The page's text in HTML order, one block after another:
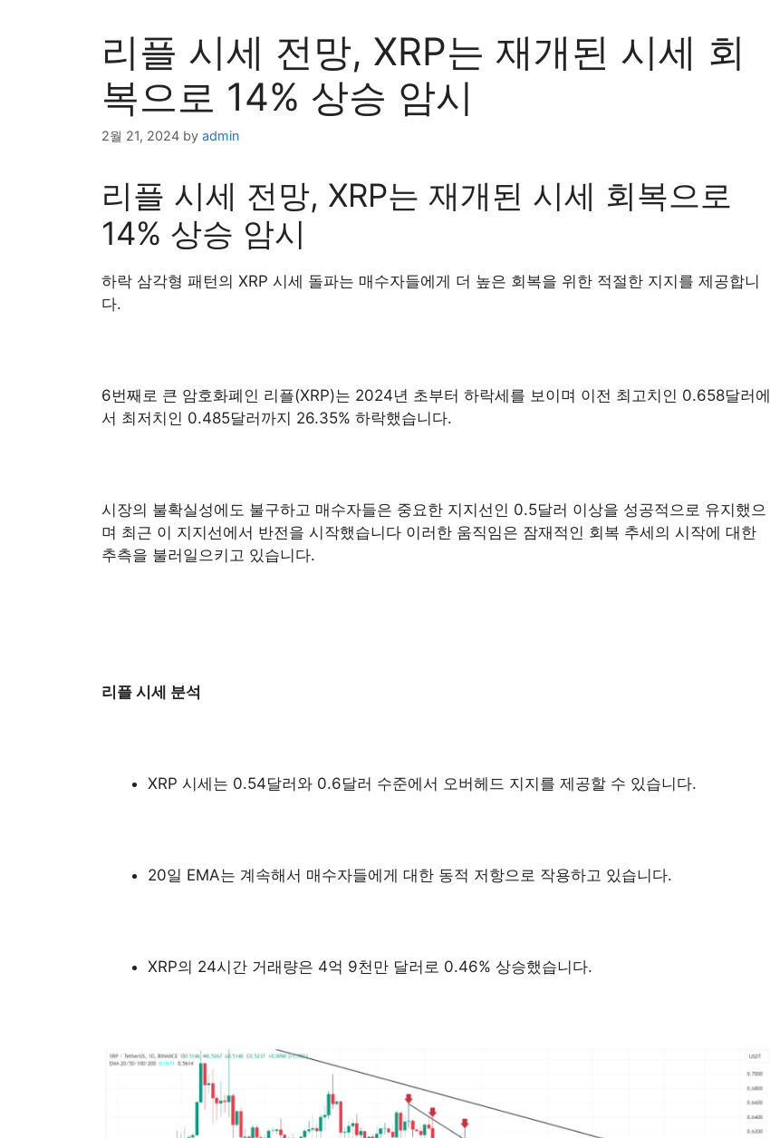
리플 시세 전망, XRP는 재개된 시세 회
복으로 14% 상승 암시
2월 21, 2024 by admin
리플 시세 전망, XRP는 재개된 시세 회복으로
14% 상승 암시
하락 삼각형 패턴의 XRP 시세 돌파는 매수자들에게 더 높은 회복을 위한 적절한 지지를 제공합니
다.
6번째로 큰 암호화폐인 리플(XRP)는 2024년 초부터 하락세를 보이며 이전 최고치인 0.658달러에
서 최저치인 0.485달러까지 26.35% 하락했습니다.
시장의 불확실성에도 불구하고 매수자들은 중요한 지지선인 0.5달러 이상을 성공적으로 유지했으
며 최근 이 지지선에서 반전을 시작했습니다 이러한 움직임은 잠재적인 회복 추세의 시작에 대한
추측을 불러일으키고 있습니다.
리플 시세 분석
XRP 시세는 0.54달러와 0.6달러 수준에서 오버헤드 지지를 제공할 수 있습니다.
20일 EMA는 계속해서 매수자들에게 대한 동적 저항으로 작용하고 있습니다.
XRP의 24시간 거래량은 4억 9천만 달러로 0.46% 상승했습니다.